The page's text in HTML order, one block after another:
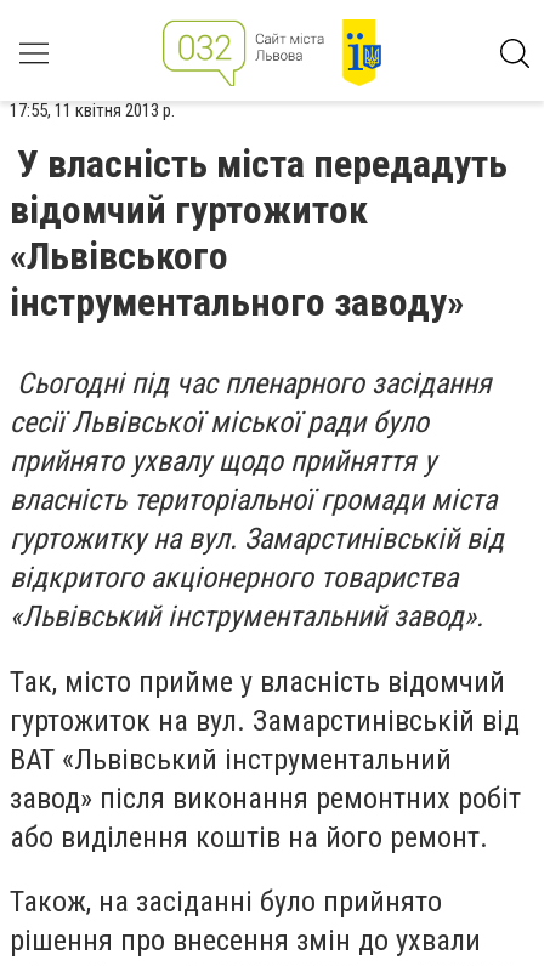
17:55, 11 квітня 2013 р.
У власність міста передадуть
відомчий гуртожиток
«Львівського
інструментального заводу»
Сьогодні під час пленарного засідання
сесії Львівської міської ради було
прийнято ухвалу щодо прийняття у
власність територіальної громади міста
гуртожитку на вул. Замарстинівській від
відкритого акціонерного товариства
«Львівський інструментальний завод».
Так, місто прийме у власність відомчий
гуртожиток на вул. Замарстинівській від
ВАТ «Львівський інструментальний
завод» після виконання ремонтних робіт
або виділення коштів на його ремонт.
Також, на засіданні було прийнято
рішення про внесення змін до ухвали